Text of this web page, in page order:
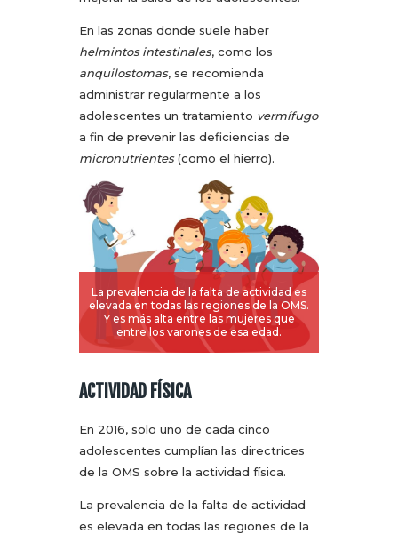
En las zonas donde suele haber
helmintos intestinales, como los
anquilostomas, se recomienda
administrar regularmente a los
adolescentes un tratamiento vermífugo
a fin de prevenir las deficiencias de
micronutrientes(como el hierro).
La prevalencia de la falta de actividad es
elevada en todas las regiones de la OMS.
Y es más alta entre las mujeres que
entre los varones de esa edad.
ACTIVIDAD FÍSICA
En 2016, solo uno de cada cinco
adolescentes cumplían las directrices
de la OMS sobre la actividad física.
La prevalencia de la falta de actividad
es elevada en todas las regiones de la